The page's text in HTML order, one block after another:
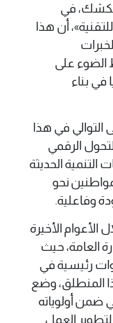
شكشك، في
أن هذا
الضوء على
في بناء
التوالي في هذا
الرقمي
الحديثة
نحو
وفاعلية.
الأخيرة
العامة، حيث
رئيسية في
المنطلق، وضع
ضمن أولوياته
لتطوير العمل